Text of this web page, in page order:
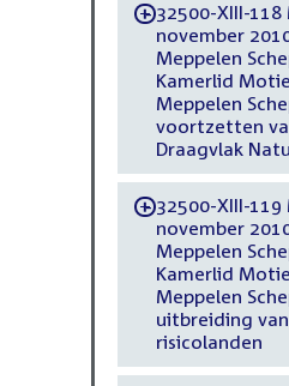
-32500-XIII-
november
Meppelen
Kamerlid
Meppelen
voortzetten
Draagvlak
-32500-XIII-
november
Meppelen
Kamerlid
Meppelen
uitbreiding
risicolanden